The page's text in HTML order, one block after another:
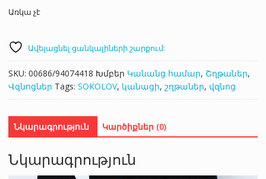
Առկա չէ
Ավելացնել ցանկալիների շարքում:
SKU: 00686/94074418 Խմբեր Կանանց համար, Շղթաներ,
Վզնոցներ Tags: SOKOLOV, կանացի, շղթաներ, վզնոց
Նկարագրություն Կարծիքներ (0)
Նկարագրություն